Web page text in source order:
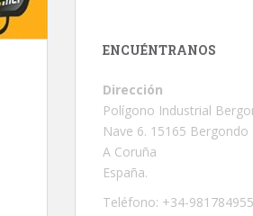
ENCUÉNTRANOS
Dirección
Polígono Industrial
Nave 6. 15165 Bergondo
A Coruña
España.
Teléfono: +34-981784955